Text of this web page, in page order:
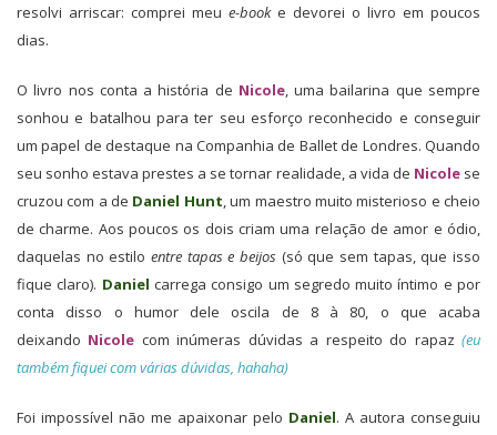
resolvi arriscar: comprei meu e-booke devorei o livro em poucos
dias.
O livro nos conta a história de Nicole, uma bailarina que sempre
sonhou e batalhou para ter seu esforço reconhecido e conseguir
um papel de destaque na Companhia de Ballet de Londres. Quando
seu sonho estava prestes a se tornar realidade, a vida de Nicole se
cruzou com a de Daniel Hunt, um maestro muito misterioso e cheio
de charme. Aos poucos os dois criam uma relação de amor e ódio,
daquelas no estilo entre tapas e beijos (só que sem tapas, que isso
fique claro). Daniel carrega consigo um segredo muito íntimo e por
conta disso o humor dele oscila de 8 à 80, o que acaba
deixando Nicole com inúmeras dúvidas a respeito do rapaz (eu
também fiquei com várias dúvidas, hahaha)
Foi impossível não me apaixonar pelo Daniel. A autora conseguiu